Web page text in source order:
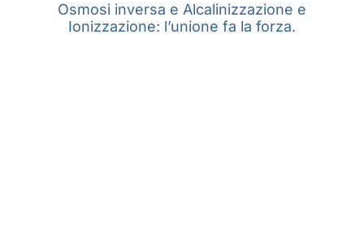
Osmosi inversa e Alcalinizzazione e
Ionizzazione: l’unione fa la forza.